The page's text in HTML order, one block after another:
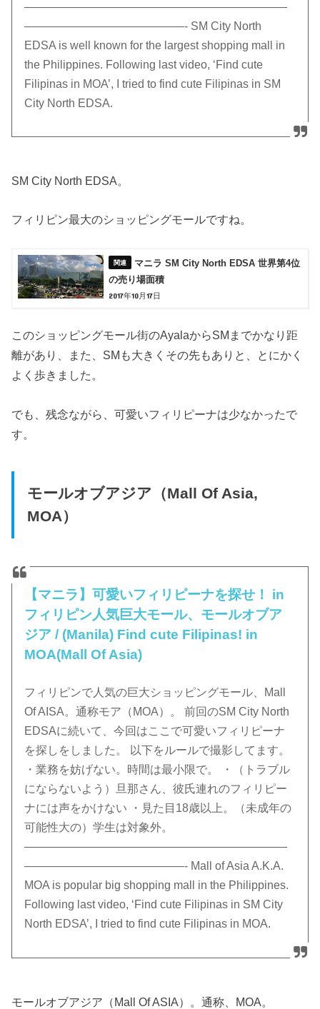
———————————————————————
——————————————- SM City North
EDSA is well known for the largest shopping mall in
the Philippines. Following last video, ‘Find cute
Filipinas in MOA’, I tried to find cute Filipinas in SM
City North EDSA.
SM City North EDSA。
フィリピン最大のショッピングモールですね。
マニラ SM City North EDSA 世界第4位
の売り場面積
2017年10月17日
このショッピングモール街のAyalaからSMまでかなり距
離があり、また、SMも大きくその先もありと、とにかく
よく歩きました。
でも、残念ながら、可愛いフィリピーナは少なかったで
す。
モールオブアジア（Mall Of Asia,
MOA）
【マニラ】可愛いフィリピーナを探せ！ in
フィリピン人気巨大モール、モールオブア
ジア / (Manila) Find cute Filipinas! in
MOA(Mall Of Asia)
フィリピンで人気の巨大ショッピングモール、Mall
Of AISA。通称モア（MOA）。 前回のSM City North
EDSAに続いて、今回はここで可愛いフィリピーナ
を探しをしました。 以下をルールで撮影してます。
・業務を妨げない。時間は最小限で。 ・（トラブル
にならないよう）旦那さん、彼氏連れのフィリピー
ナには声をかけない ・見た目18歳以上。（未成年の
可能性大の）学生は対象外。
———————————————————————
——————————————- Mall of Asia A.K.A.
MOA is popular big shopping mall in the Philippines.
Following last video, ‘Find cute Filipinas in SM City
North EDSA’, I tried to find cute Filipinas in MOA.
モールオブアジア（Mall Of ASIA）。通称、MOA。